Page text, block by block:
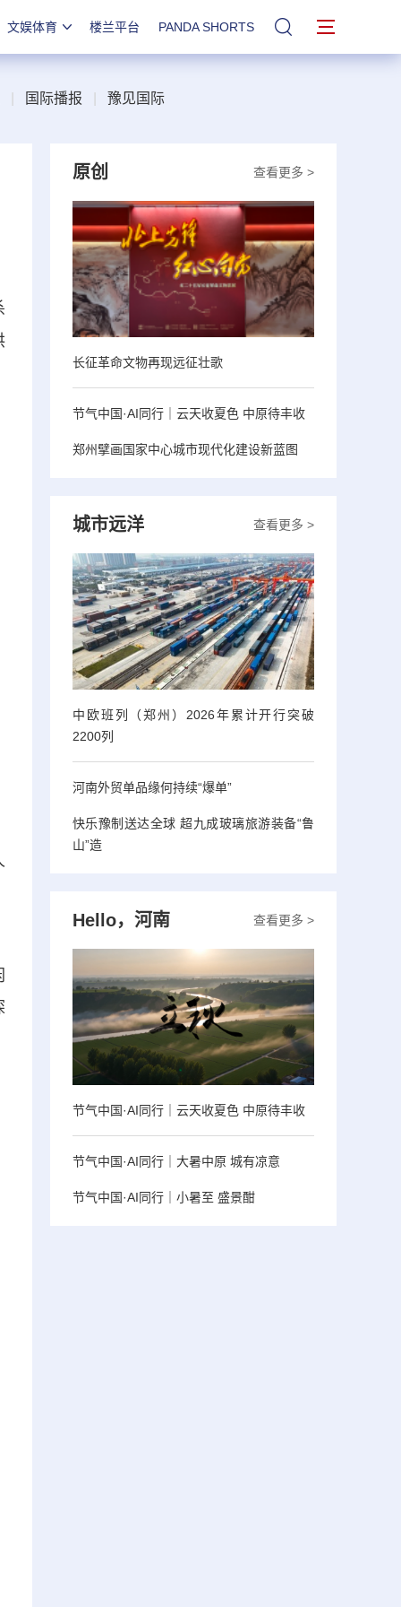
文娱体育 楼兰平台 PANDA SHORTS 站内搜索
国际播报 豫见国际
查看更多 >
原创
长征革命文物再现远征壮歌
节气中国·AI同行｜云天收夏色 中原待丰收
郑州擘画国家中心城市现代化建设新蓝图
查看更多 >
城市远洋
中欧班列（郑州）2026年累计开行突破
2200列
河南外贸单品缘何持续“爆单”
快乐豫制送达全球 超九成玻璃旅游装备“鲁
山”造
查看更多 >
Hello，河南
节气中国·AI同行｜云天收夏色 中原待丰收
节气中国·AI同行｜大暑中原 城有凉意
节气中国·AI同行｜小暑至 盛景酣